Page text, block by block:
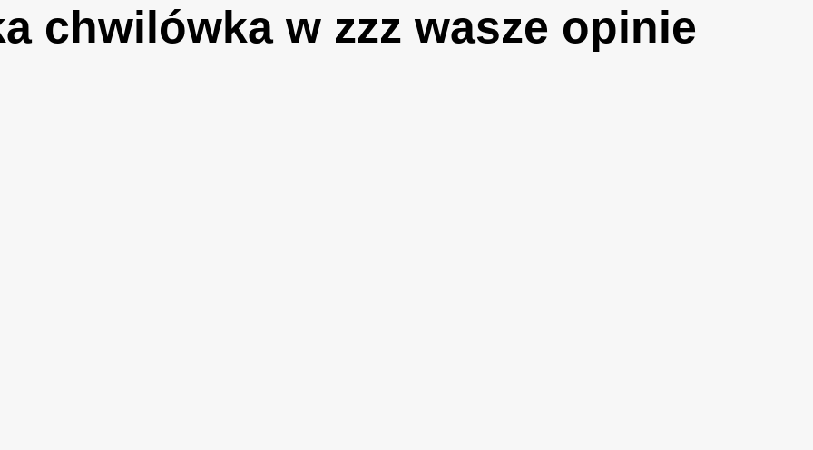
chwilówka w zzz wasze opinie